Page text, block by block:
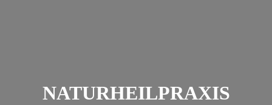
NATURHEILPRAXIS